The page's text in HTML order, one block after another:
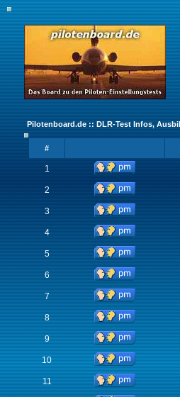
Pilotenboard.de :: DLR-Test Infos,
#
1
2
3
4
5
6
7
8
9
10
11